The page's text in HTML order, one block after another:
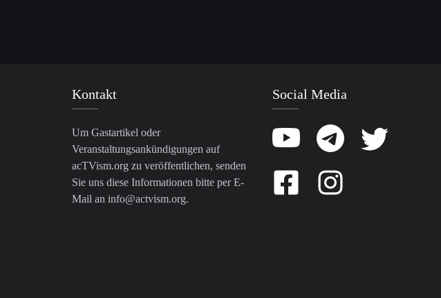
Kontakt
Um Gastartikel oder
Veranstaltungsankündigungen auf
acTVism.org zu veröffentlichen, senden
Sie uns diese Informationen bitte per E-
Mail an info@actvism.org.
Social Media